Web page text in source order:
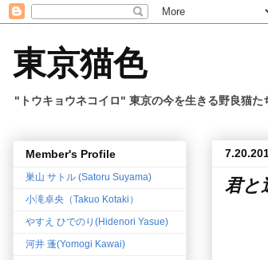
東京猫色
"トウキョウネコイロ" 東京の今を生きる野良猫た
君と
Member's Profile
巣山 サトル (Satoru Suyama)
小滝卓央（Takuo Kotaki）
やすえ ひでのり(Hidenori Yasue)
河井 蓬(Yomogi Kawai)